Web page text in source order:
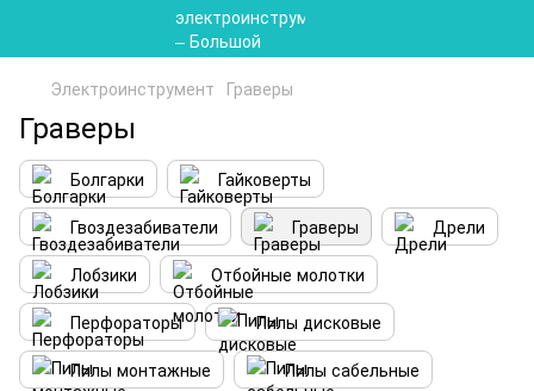
Электроинструмент Граверы
Граверы
Болгарки
Гайковерты
Гвоздезабиватели
Граверы
Дрели
Лобзики
Отбойные молотки
Перфораторы
Пилы дисковые
Пилы монтажные
Пилы сабельные